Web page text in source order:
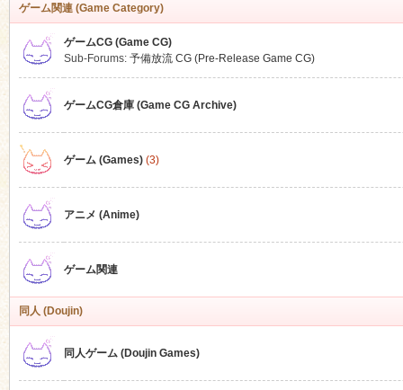
ゲーム関連 (Game Category)
ゲームCG (Game CG)
Sub-Forums: 予備放流 CG (Pre-Release Game CG)
ゲームCG倉庫 (Game CG Archive)
ゲーム (Games)(3)
アニメ (Anime)
ゲーム関連
同人 (Doujin)
同人ゲーム (Doujin Games)